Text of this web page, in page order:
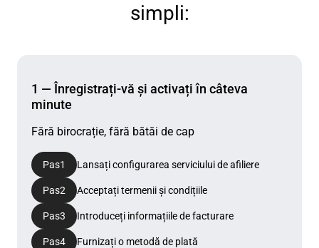
simpli:
1 — Înregistrați-vă și activați în câteva
minute
Fără birocrație, fără bătăi de cap
Pas1 Lansați configurarea serviciului de afiliere
Pas2 Acceptați termenii și condițiile
Pas3 Introduceți informațiile de facturare
Pas4 Furnizați o metodă de plată